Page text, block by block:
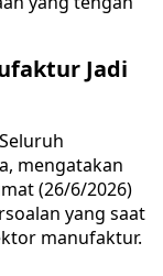
Jadi
mengatakan
(26/6/2026)
yang saat
manufaktur.